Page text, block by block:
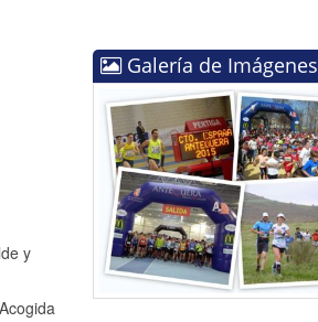
y
Galería de Imágenes